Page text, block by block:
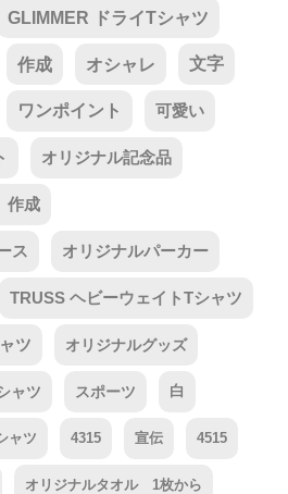
GLIMMER ドライTシャツ
作成 オシャレ 文字
ワンポイント 可愛い
オリジナル記念品
作成
ス オリジナルパーカー
TRUSS ヘビーウェイトTシャツ
ツ オリジナルグッズ
ャツ スポーツ 白
ャツ 4315 宣伝 4515
オリジナルタオル 1枚から